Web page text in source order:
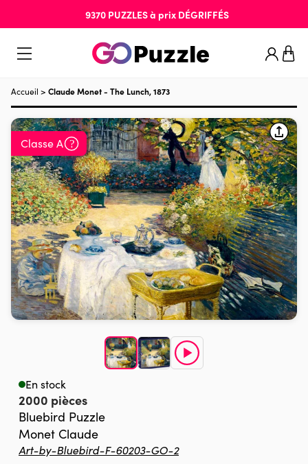
9370 PUZZLESà prix DÉGRIFFÉS
Accueil > Claude Monet - The Lunch, 1873
Classe A
En stock
2000 pièces
Bluebird Puzzle
Monet Claude
Art-by-Bluebird-F-60203-GO-2